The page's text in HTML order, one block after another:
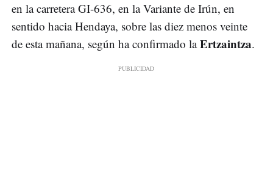
en la carretera GI-636, en la Variante de Irún, en
sentido hacia Hendaya, sobre las diez menos veinte
de esta mañana, según ha confirmado laErtzaintza.